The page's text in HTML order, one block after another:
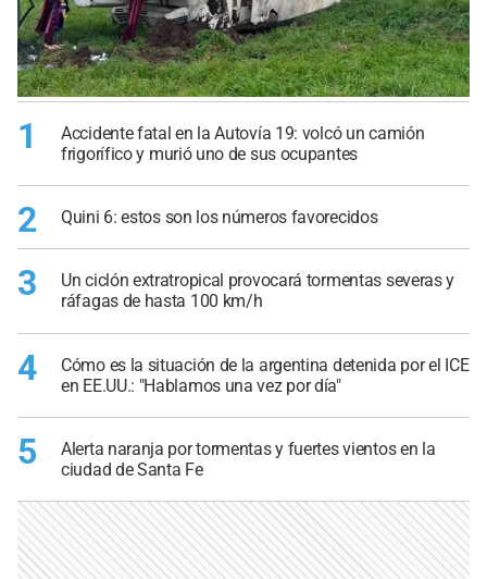
1
Accidente fatal en la Autovía 19: volcó un camión
frigorífico y murió uno de sus ocupantes
2 Quini 6: estos son los números favorecidos
3
Un ciclón extratropical provocará tormentas severas y
ráfagas de hasta 100 km/h
4
Cómo es la situación de la argentina detenida por el ICE
en EE.UU.: "Hablamos una vez por día"
5
Alerta naranja por tormentas y fuertes vientos en la
ciudad de Santa Fe